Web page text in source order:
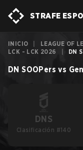
STRAFE
INICIO LEAGUE OF
LCK - LCK 2026
DN
DN SOOPers vs
DNS
Clasificación #140